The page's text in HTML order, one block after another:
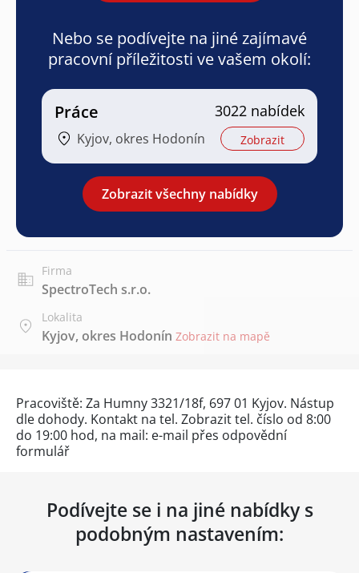
Nebo se podívejte na jiné zajímavé
pracovní příležitosti ve vašem okolí:
Práce
Kyjov, okres Hodonín
3022 nabídek
Zobrazit
Zobrazit všechny nabídky
Firma
SpectroTech s.r.o.
Lokalita
Kyjov, okres Hodonín Zobrazit na mapě
Pracoviště: Za Humny 3321/18f, 697 01 Kyjov. Nástup
dle dohody. Kontakt na tel. Zobrazit tel. číslo od 8:00
do 19:00 hod, na mail: e-mail přes odpovědní
formulář
Podívejte se i na jiné nabídky s
podobným nastavením: